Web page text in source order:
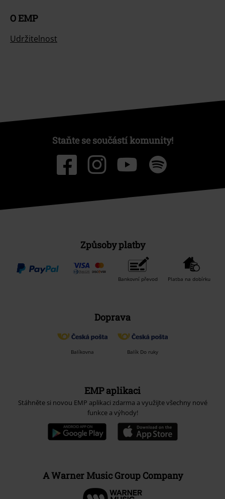
O EMP
Udržitelnost
Staňte se součástí komunity!
Způsoby platby
Bankovní převod Platba na dobírku
Doprava
Balíkovna Balík Do ruky
EMP aplikaci
Stáhněte si novou EMP aplikaci zdarma a využijte všechny nové
funkce a výhody!
A Warner Music Group Company